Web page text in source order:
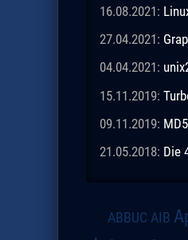
16.08.2021:
27.04.2021:
04.04.2021:
15.11.2019:
09.11.2019:
21.05.2018: Die
ABBUC AIB